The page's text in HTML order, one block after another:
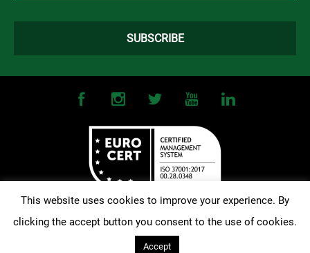
©2026OMONOIA FC. All Rights Reserved | Terms and Conditions|
This website uses cookies to improve your experience. By
clicking the accept button you consent to the use of cookies.
Accept